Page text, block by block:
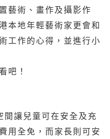
藝術、畫作及攝影作
本地年輕藝術家更會和
工作的心得，並進行小
吧！
間讓兒童可在安全及充
用全免，而家長則可安